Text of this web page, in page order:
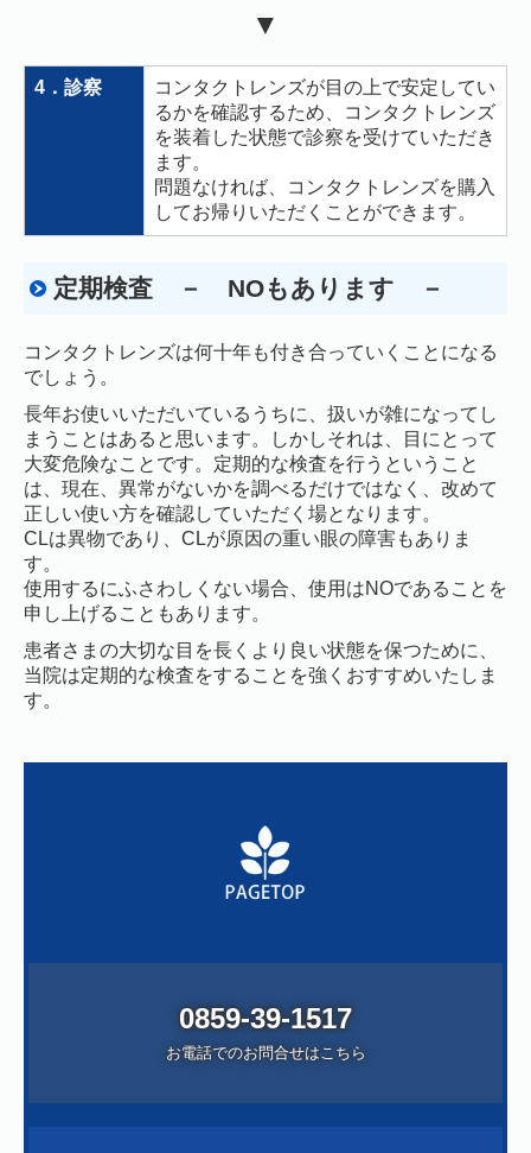
▼
4．診察
コンタクトレンズが目の上で安定してい
るかを確認するため、コンタクトレンズ
を装着した状態で診察を受けていただき
ます。
問題なければ、コンタクトレンズを購入
してお帰りいただくことができます。
定期検査 － NOもあります －
コンタクトレンズは何十年も付き合っていくことになる
でしょう。
長年お使いいただいているうちに、扱いが雑になってし
まうことはあると思います。しかしそれは、目にとって
大変危険なことです。定期的な検査を行うということ
は、現在、異常がないかを調べるだけではなく、改めて
正しい使い方を確認していただく場となります。
CLは異物であり、CLが原因の重い眼の障害もありま
す。
使用するにふさわしくない場合、使用はNOであることを
申し上げることもあります。
患者さまの大切な目を長くより良い状態を保つために、
当院は定期的な検査をすることを強くおすすめいたしま
す。
0859-39-1517
お電話でのお問合せはこちら